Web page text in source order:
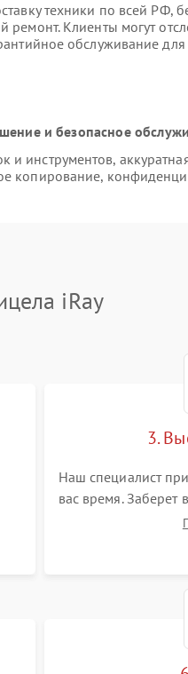
техники по всей РФ,
Клиенты могут
обслуживание
и безопасное
инструментов,
копирование,
iRay
3.
Наш специалист
вас время.
и привезет на